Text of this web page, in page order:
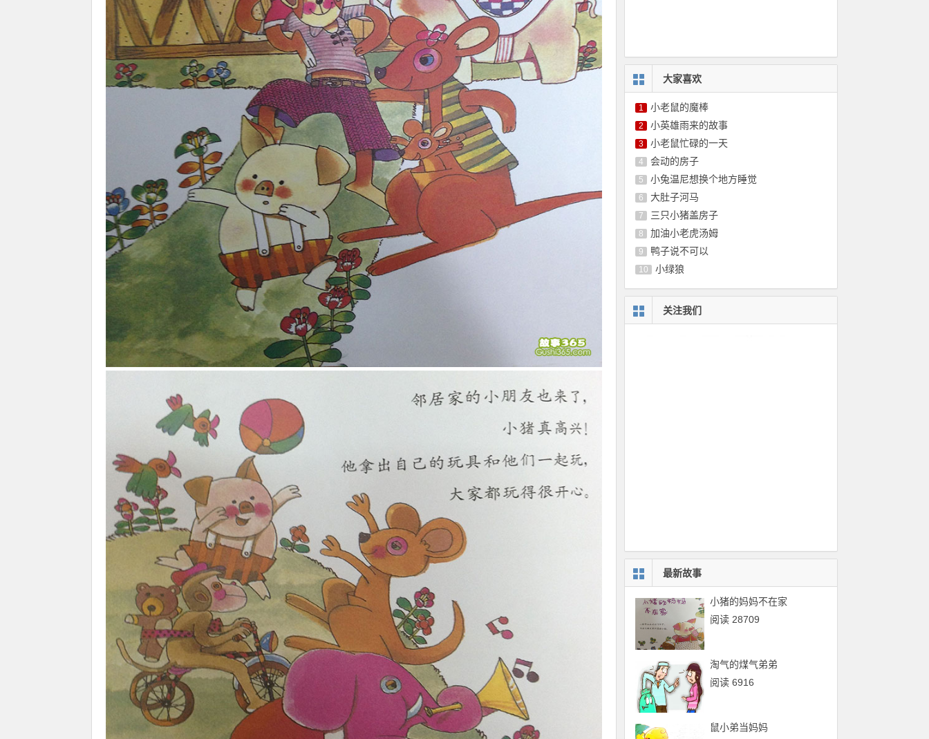
大家喜欢
1 小老鼠的魔棒
2 小英雄雨来的故事
3 小老鼠忙碌的一天
4 会动的房子
5 小兔温尼想换个地方睡觉
6 大肚子河马
7 三只小猪盖房子
8 加油小老虎汤姆
9 鸭子说不可以
10 小绿狼
关注我们
最新故事
小猪的妈妈不在家
阅读 28709
淘气的煤气弟弟
阅读 6916
鼠小弟当妈妈